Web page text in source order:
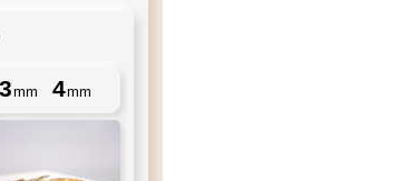
3mm 4mm